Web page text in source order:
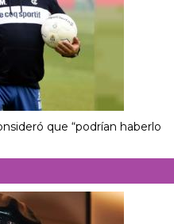
que “podrían haberlo